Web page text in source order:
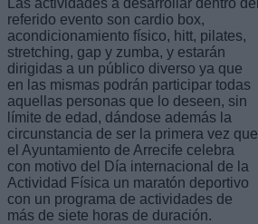
Las actividades a desarrollar dentro del
referido evento son cardio box,
acondicionamiento físico, hitt, pilates,
stretching, gap y zumba, y estarán
dirigidas a un público diverso ya que
en las mismas podrán participar todas
aquellas personas que lo deseen, sin
límite de edad, dándose además la
circunstancia de ser la primera vez que
el Ayuntamiento de Arrecife celebra
con motivo del Día internacional de la
Actividad Física un maratón deportivo
con un programa de actividades de
más de siete horas de duración.